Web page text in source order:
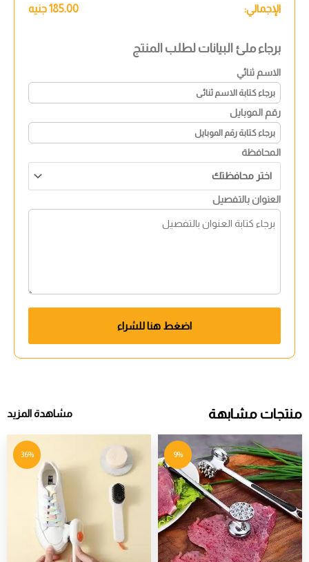
الإجمالي: 185.00جنيه
برجاء ملئ البيانات لطلب المنتج
الاسم ثنائي
رقم الموبايل
المحافظة
العنوان بالتفصيل
اضغط هنا للشراء
منتجات مشابهة مشاهدة المزيد
9%
36%